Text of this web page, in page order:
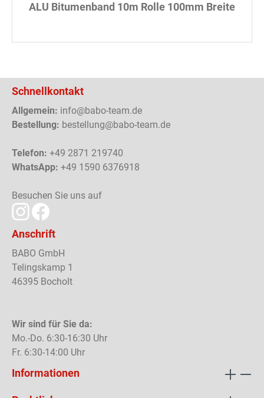
ALU Bitumenband 10m Rolle 100mm Breite
Schnellkontakt
Allgemein: info@babo-team.de
Bestellung: bestellung@babo-team.de
Telefon: +49 2871 219740
WhatsApp: +49 1590 6376918
Besuchen Sie uns auf
Anschrift
BABO GmbH
Telingskamp 1
46395 Bocholt
Wir sind für Sie da:
Mo.-Do. 6:30-16:30 Uhr
Fr. 6:30-14:00 Uhr
Informationen